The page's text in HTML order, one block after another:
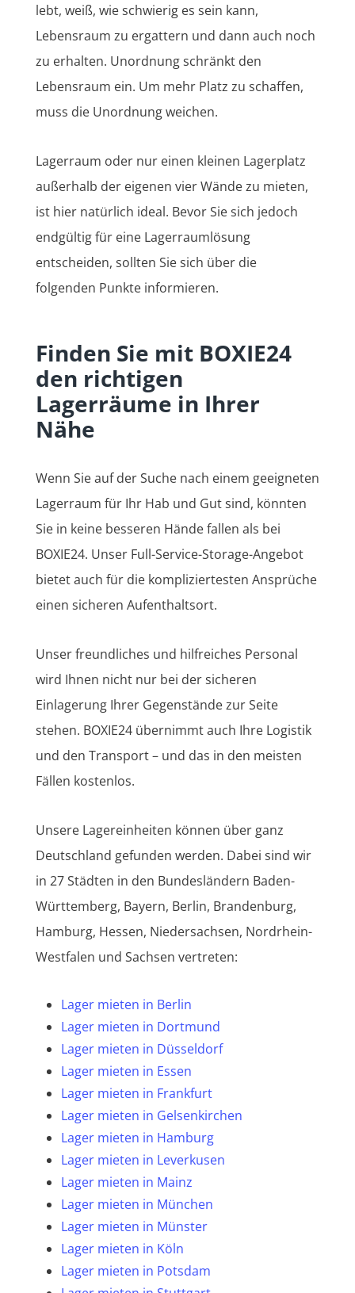
lebt, weiß, wie schwierig es sein kann,
Lebensraum zu ergattern und dann auch noch
zu erhalten. Unordnung schränkt den
Lebensraum ein. Um mehr Platz zu schaffen,
muss die Unordnung weichen.
Lagerraum oder nur einen kleinen Lagerplatz
außerhalb der eigenen vier Wände zu mieten,
ist hier natürlich ideal. Bevor Sie sich jedoch
endgültig für eine Lagerraumlösung
entscheiden, sollten Sie sich über die
folgenden Punkte informieren.
Finden Sie mit BOXIE24
den richtigen
Lagerräume in Ihrer
Nähe
Wenn Sie auf der Suche nach einem geeigneten
Lagerraum für Ihr Hab und Gut sind, könnten
Sie in keine besseren Hände fallen als bei
BOXIE24. Unser Full-Service-Storage-Angebot
bietet auch für die kompliziertesten Ansprüche
einen sicheren Aufenthaltsort.
Unser freundliches und hilfreiches Personal
wird Ihnen nicht nur bei der sicheren
Einlagerung Ihrer Gegenstände zur Seite
stehen. BOXIE24 übernimmt auch Ihre Logistik
und den Transport – und das in den meisten
Fällen kostenlos.
Unsere Lagereinheiten können über ganz
Deutschland gefunden werden. Dabei sind wir
in 27 Städten in den Bundesländern Baden-
Württemberg, Bayern, Berlin, Brandenburg,
Hamburg, Hessen, Niedersachsen, Nordrhein-
Westfalen und Sachsen vertreten:
Lager mieten in Berlin
Lager mieten in Dortmund
Lager mieten in Düsseldorf
Lager mieten in Essen
Lager mieten in Frankfurt
Lager mieten in Gelsenkirchen
Lager mieten in Hamburg
Lager mieten in Leverkusen
Lager mieten in Mainz
Lager mieten in München
Lager mieten in Münster
Lager mieten in Köln
Lager mieten in Potsdam